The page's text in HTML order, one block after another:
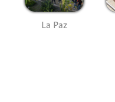
La Paz